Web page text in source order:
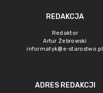
REDAKCJA
Redaktor
Artur Żebrowski
informatyk@e-starostwo.pl
ADRES REDAKCJI